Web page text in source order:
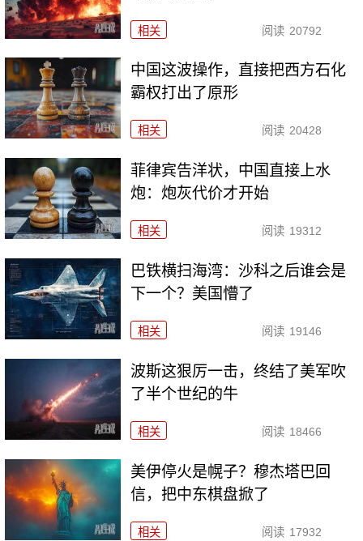
相关 阅读 20792
中国这波操作，直接把西方石化
霸权打出了原形
相关 阅读 20428
菲律宾告洋状，中国直接上水
炮：炮灰代价才开始
相关 阅读 19312
巴铁横扫海湾：沙科之后谁会是
下一个？美国懵了
相关 阅读 19146
波斯这狠厉一击，终结了美军吹
了半个世纪的牛
相关 阅读 18466
美伊停火是幌子？穆杰塔巴回
信，把中东棋盘掀了
相关 阅读 17932